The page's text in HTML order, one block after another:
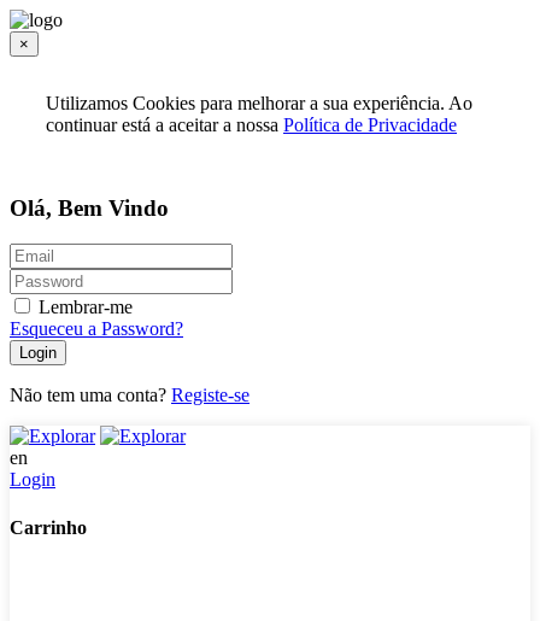
×
Utilizamos Cookies para melhorar a sua experiência. Ao
continuar está a aceitar a nossa Política de Privacidade
Olá, Bem Vindo
Lembrar-me
Esqueceu a Password?
Login
Não tem uma conta? Registe-se
en
Login
Carrinho